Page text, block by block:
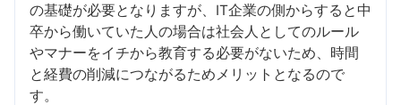
の基礎が必要となりますが、IT企業の側からすると中
卒から働いていた人の場合は社会人としてのルール
やマナーをイチから教育する必要がないため、時間
と経費の削減につながるためメリットとなるので
す。